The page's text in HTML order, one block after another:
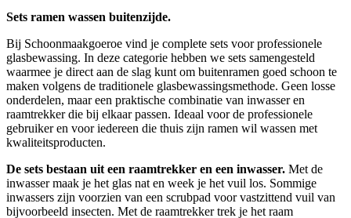
Sets ramen wassen buitenzijde.
Bij Schoonmaakgoeroe vind je complete sets voor professionele
glasbewassing. In deze categorie hebben we sets samengesteld
waarmee je direct aan de slag kunt om buitenramen goed schoon te
maken volgens de traditionele glasbewassingsmethode. Geen losse
onderdelen, maar een praktische combinatie van inwasser en
raamtrekker die bij elkaar passen. Ideaal voor de professionele
gebruiker en voor iedereen die thuis zijn ramen wil wassen met
kwaliteitsproducten.
De sets bestaan uit een raamtrekker en een inwasser. Met de
inwasser maak je het glas nat en week je het vuil los. Sommige
inwassers zijn voorzien van een scrubpad voor vastzittend vuil van
bijvoorbeeld insecten. Met de raamtrekker trek je het raam